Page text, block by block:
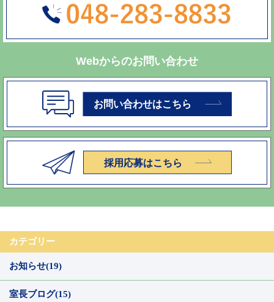
Webからのお問い合わせ
カテゴリー
お知らせ(19)
室長ブログ(15)